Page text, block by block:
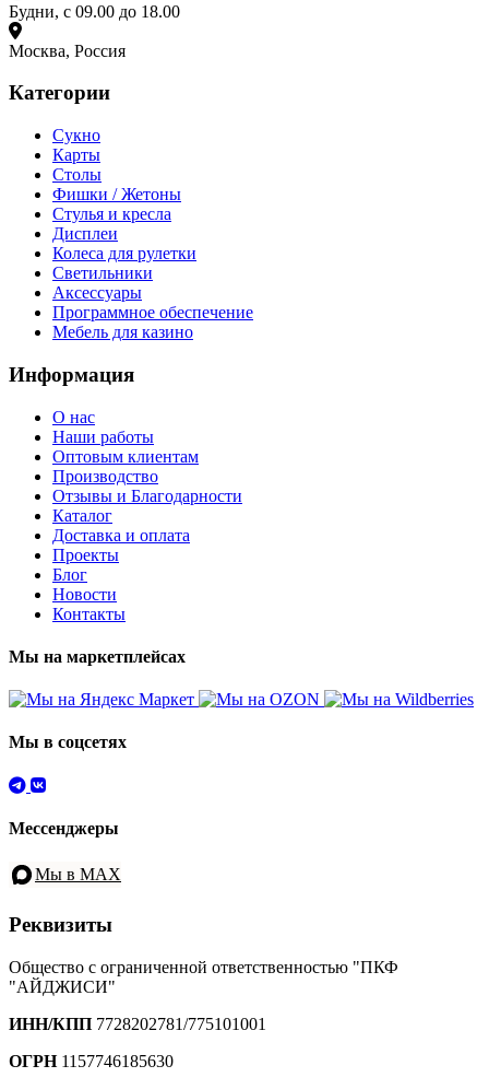
Будни, с 09.00 до 18.00
Москва, Россия
Категории
Сукно
Карты
Столы
Фишки / Жетоны
Стулья и кресла
Дисплеи
Колеса для рулетки
Светильники
Аксессуары
Программное обеспечение
Мебель для казино
Информация
О нас
Наши работы
Оптовым клиентам
Производство
Отзывы и Благодарности
Каталог
Доставка и оплата
Проекты
Блог
Новости
Контакты
Мы на маркетплейсах
Мы в соцсетях
Мессенджеры
Мы в MAX
Реквизиты
Общество с ограниченной ответственностью "ПКФ
"АЙДЖИСИ"
ИНН/КПП 7728202781/775101001
ОГРН1157746185630